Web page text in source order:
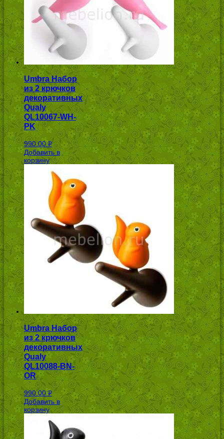
Umbra Набор
из 2 крючков
декоративных
Qualy
QL10067-WH-
PK
990.00Р
УБ.
Добавить в
корзину
Umbra Набор
из 2 крючков
декоративных
Qualy
QL10088-BN-
OR
990.00Р
УБ.
Добавить в
корзину